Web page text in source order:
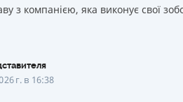
з компанією, яка виконує свої
г. в 16:38